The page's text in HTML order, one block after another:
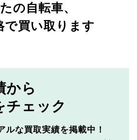
の自転車、
で買い取ります
から
チェック
ルな買取実績を掲載中！